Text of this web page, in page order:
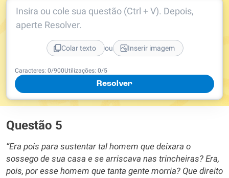
Caracteres: 0/900Utilizações: 0/5
Resolver
Insira ou cole sua questão (Ctrl + V). Depois,
aperte Resolver.
Colar texto ou Inserir imagem
Questão 5
“Era pois para sustentar tal homem que deixara o
sossego de sua casa e se arriscava nas trincheiras? Era,
pois, por esse homem que tanta gente morria? Que direito